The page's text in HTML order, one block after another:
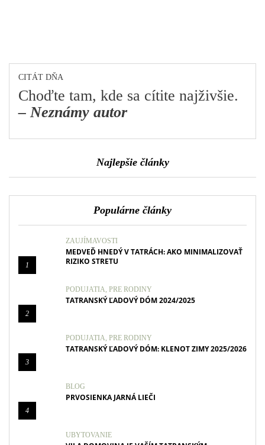
CITÁT DŇA
Choďte tam, kde sa cítite najživšie.
– Neznámy autor
Najlepšie články
Populárne články
1
ZAUJÍMAVOSTI
MEDVEĎ HNEDÝ V TATRÁCH: AKO MINIMALIZOVAŤ
RIZIKO STRETU
2
PODUJATIA, PRE RODINY
TATRANSKÝ ĽADOVÝ DÓM 2024/2025
3
PODUJATIA, PRE RODINY
TATRANSKÝ ĽADOVÝ DÓM: KLENOT ZIMY 2025/2026
4
BLOG
PRVOSIENKA JARNÁ LIEČI
UBYTOVANIE